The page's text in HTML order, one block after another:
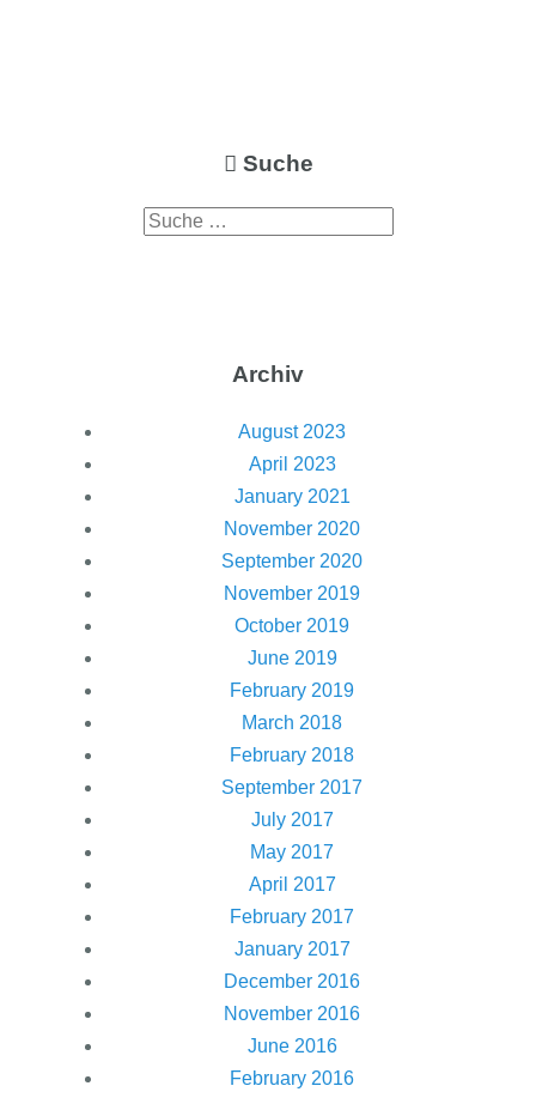
Suche
Archiv
August 2023
April 2023
January 2021
November 2020
September 2020
November 2019
October 2019
June 2019
February 2019
March 2018
February 2018
September 2017
July 2017
May 2017
April 2017
February 2017
January 2017
December 2016
November 2016
June 2016
February 2016